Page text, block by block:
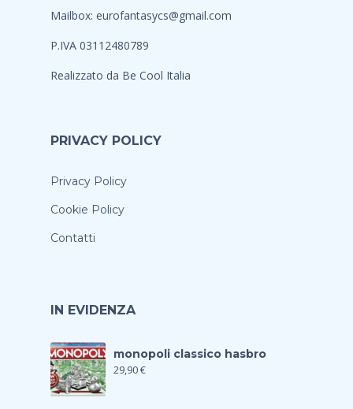
Mailbox: eurofantasycs@gmail.com
P.IVA 03112480789
Realizzato da Be Cool Italia
PRIVACY POLICY
Privacy Policy
Cookie Policy
Contatti
IN EVIDENZA
monopoli classico hasbro
29,90€